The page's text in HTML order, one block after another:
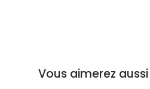
Vous aimerez aussi